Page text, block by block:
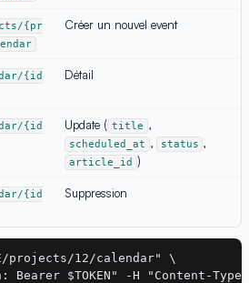
{pr
Créer un nouvel event
{id
Détail
{id
Update ( title ,
scheduled_at , status ,
article_id )
{id
Suppression
projects/12/calendar" \
Bearer $TOKEN" -H "Content-